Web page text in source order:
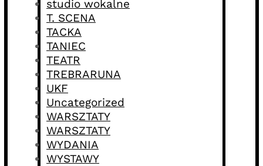
studio wokalne
T. SCENA
TACKA
TANIEC
TEATR
TREBRARUNA
UKF
Uncategorized
WARSZTATY
WARSZTATY
WYDANIA
WYSTAWY